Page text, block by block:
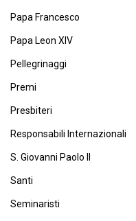
Papa Francesco
Papa Leon XIV
Pellegrinaggi
Premi
Presbiteri
Responsabili Internazionali
S. Giovanni Paolo II
Santi
Seminaristi